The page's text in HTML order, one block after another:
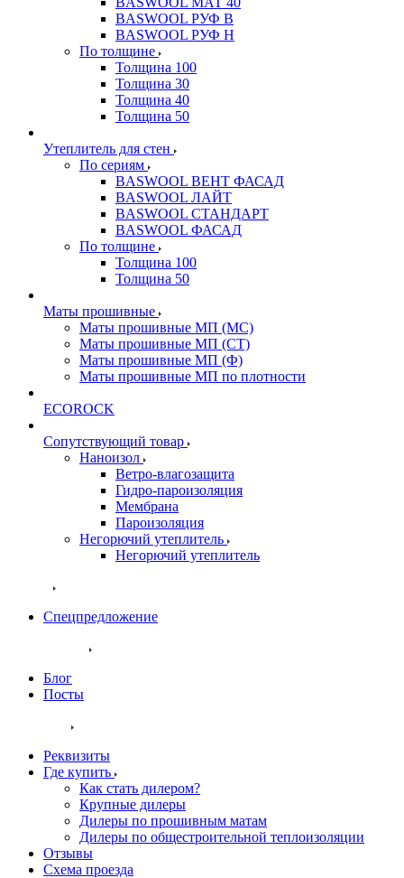
BASWOOL РУФ В
BASWOOL РУФ Н
По толщине
Толщина 100
Толщина 30
Толщина 40
Толщина 50
Утеплитель для стен
По сериям
BASWOOL ВЕНТ ФАСАД
BASWOOL ЛАЙТ
BASWOOL СТАНДАРТ
BASWOOL ФАСАД
По толщине
Толщина 100
Толщина 50
Маты прошивные
Маты прошивные МП (МС)
Маты прошивные МП (СТ)
Маты прошивные МП (Ф)
Маты прошивные МП по плотности
ECOROCK
Сопутствующий товар
Наноизол
Ветро-влагозащита
Гидро-пароизоляция
Мембрана
Пароизоляция
Негорючий утеплитель
Негорючий утеплитель
Спецпредложение
Блог
Посты
Реквизиты
Где купить
Как стать дилером?
Крупные дилеры
Дилеры по прошивным матам
Дилеры по общестроительной теплоизоляции
Отзывы
Схема проезда